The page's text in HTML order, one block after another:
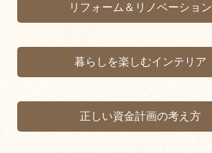
リフォーム＆リノベーション
暮らしを楽しむインテリア
正しい資金計画の考え方